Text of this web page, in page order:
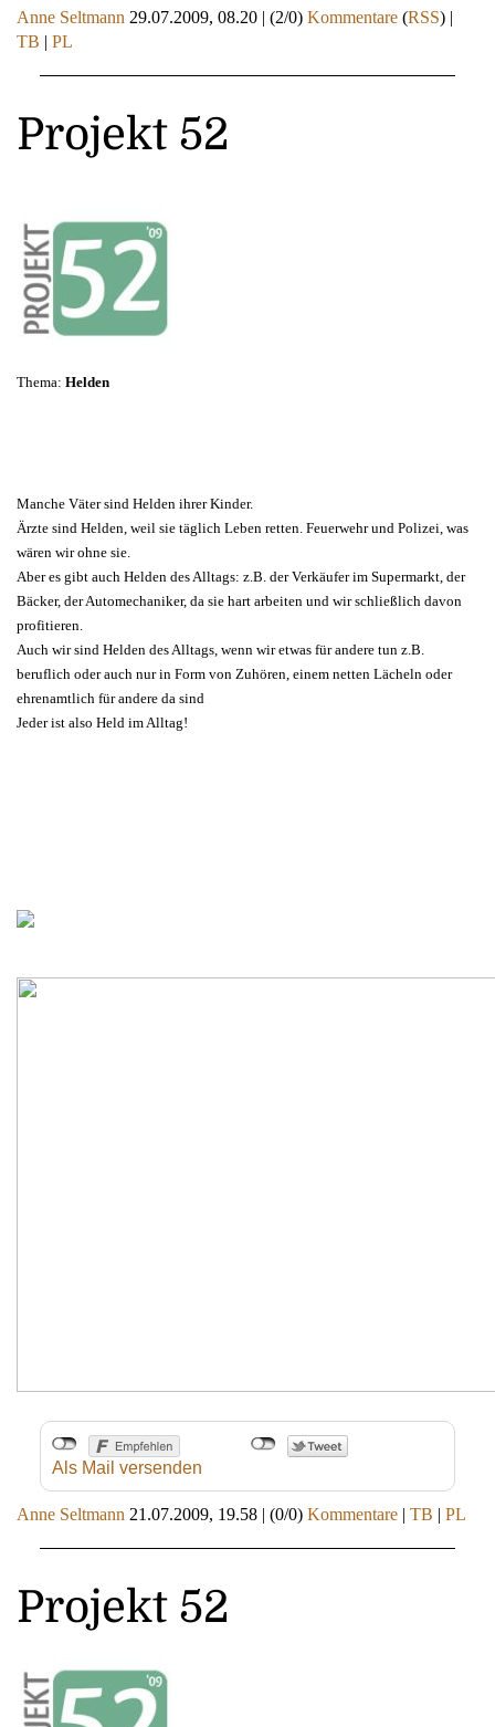
Anne Seltmann 29.07.2009, 08.20 (2/0) Kommentare (RSS) |
TB
PL
Projekt 52
Thema: Helden
Manche Väter sind Helden ihrer Kinder.
Ärzte sind Helden, weil sie täglich Leben retten. Feuerwehr und Polizei, was
wären wir ohne sie.
Aber es gibt auch Helden des Alltags: z.B. der Verkäufer im Supermarkt, der
Bäcker, der Automechaniker, da sie hart arbeiten und wir schließlich davon
profitieren.
Auch wir sind Helden des Alltags, wenn wir etwas für andere tun z.B.
beruflich oder auch nur in Form von Zuhören, einem netten Lächeln oder
ehrenamtlich für andere da sind
Jeder ist also Held im Alltag!
Als Mail versenden
Anne Seltmann 21.07.2009, 19.58 (0/0) Kommentare TB PL
Projekt 52